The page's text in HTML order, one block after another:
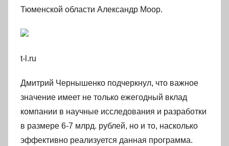
Тюменской области Александр Моор.
t-l.ru
Дмитрий Чернышенко подчеркнул, что важное
значение имеет не только ежегодный вклад
компании в научные исследования и разработки
в размере 6-7 млрд. рублей, но и то, насколько
эффективно реализуется данная программа.